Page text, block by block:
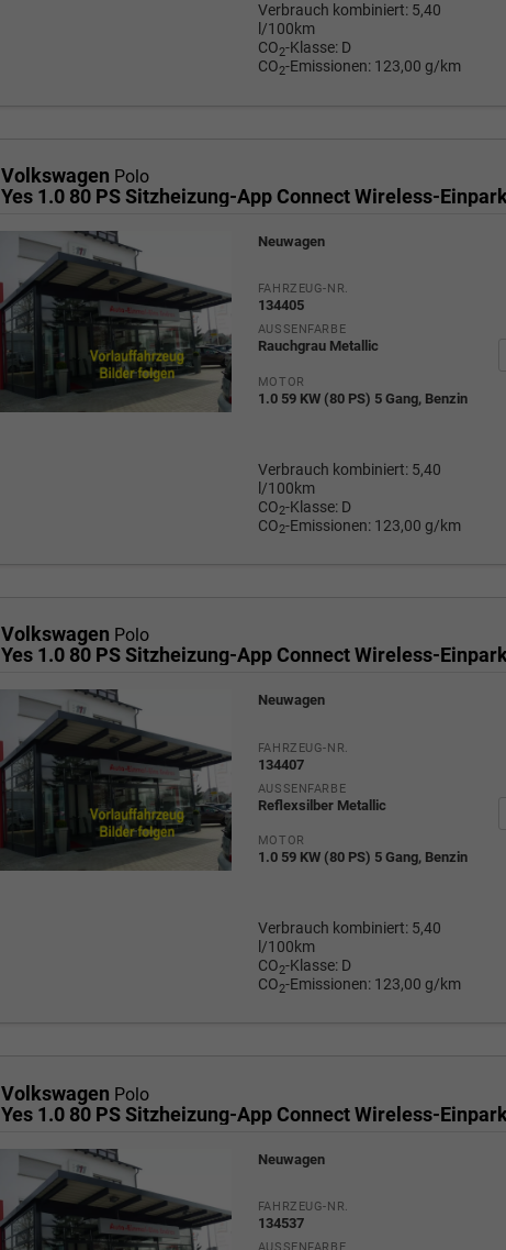
Verbrauch kombiniert: 5,40
l/100km
CO2-Klasse: D
CO2-Emissionen: 123,00 g/km
Volkswagen Polo
Neuwagen
FAHRZEUG-NR.
134405
AUSSENFARBE
Rauchgrau Metallic
MOTOR
1.0 59 KW (80 PS) 5 Gang, Benzin
Verbrauch kombiniert: 5,40
l/100km
CO2-Klasse: D
CO2-Emissionen: 123,00 g/km
Volkswagen Polo
Neuwagen
FAHRZEUG-NR.
134407
AUSSENFARBE
Reflexsilber Metallic
MOTOR
1.0 59 KW (80 PS) 5 Gang, Benzin
Verbrauch kombiniert: 5,40
l/100km
CO2-Klasse: D
CO2-Emissionen: 123,00 g/km
Volkswagen Polo
Neuwagen
FAHRZEUG-NR.
134537
AUSSENFARBE